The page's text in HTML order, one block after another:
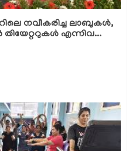
നവീകരിച്ച ലാബുകൾ,
എന്നിവ...